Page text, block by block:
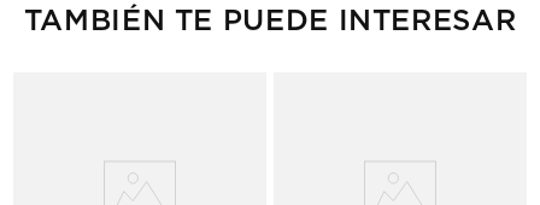
TAMBIÉN TE PUEDE INTERESAR